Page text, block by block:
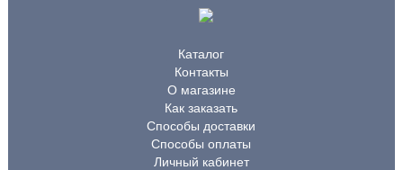
Каталог
Контакты
О магазине
Как заказать
Способы доставки
Способы оплаты
Личный кабинет